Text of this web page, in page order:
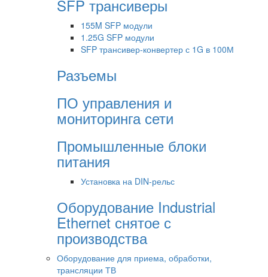
SFP трансиверы
155M SFP модули
1.25G SFP модули
SFP трансивер-конвертер с 1G в 100М
Разъемы
ПО управления и
мониторинга сети
Промышленные блоки
питания
Установка на DIN-рельс
Оборудование Industrial
Ethernet снятое с
производства
Оборудование для приема, обработки,
трансляции ТВ